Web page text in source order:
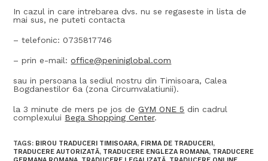
In cazul in care intrebarea dvs. nu se regaseste in lista de
mai sus, ne puteti contacta
– telefonic: 0735817746
– prin e-mail:office@peniniglobal.com
sau in persoana la sediul nostru din Timisoara, Calea
Bogdanestilor 6a (zona Circumvalatiunii).
la 3 minute de mers pe jos deGYM ONE 5 din cadrul
complexului Bega Shopping Center.
TAGS: BIROU TRADUCERI TIMISOARA, FIRMA DE TRADUCERI,
TRADUCERE AUTORIZATĂ, TRADUCERE ENGLEZA ROMANA, TRADUCERE